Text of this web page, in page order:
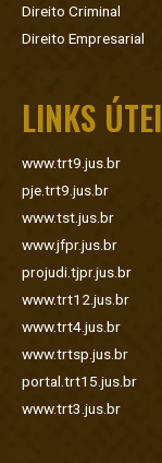
Direito Criminal
Direito Empresarial
LINKS
www.trt9.jus.br
pje.trt9.jus.br
www.tst.jus.br
www.jfpr.jus.br
projudi.tjpr.jus.br
www.trt12.jus.br
www.trt4.jus.br
www.trtsp.jus.br
portal.trt15.jus.br
www.trt3.jus.br